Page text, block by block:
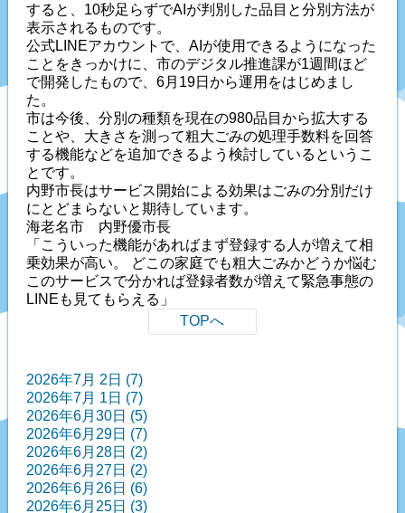
すると、10秒足らずでAIが判別した品目と分別方法が
表示されるものです。
公式LINEアカウントで、AIが使用できるようになった
ことをきっかけに、市のデジタル推進課が1週間ほど
で開発したもので、6月19日から運用をはじめまし
た。
市は今後、分別の種類を現在の980品目から拡大する
ことや、大きさを測って粗大ごみの処理手数料を回答
する機能などを追加できるよう検討しているというこ
とです。
内野市長はサービス開始による効果はごみの分別だけ
にとどまらないと期待しています。
海老名市 内野優市長
「こういった機能があればまず登録する人が増えて相
乗効果が高い。 どこの家庭でも粗大ごみかどうか悩む
このサービスで分かれば登録者数が増えて緊急事態の
LINEも見てもらえる」
TOPへ
2026年7月 2日 (7)
2026年7月 1日 (7)
2026年6月30日 (5)
2026年6月29日 (7)
2026年6月28日 (2)
2026年6月27日 (2)
2026年6月26日 (6)
2026年6月25日 (3)